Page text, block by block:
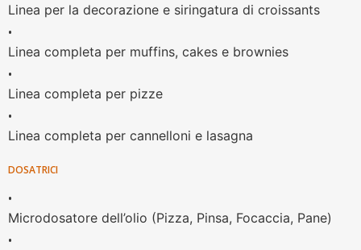
Linea per la decorazione e siringatura di croissants
•
Linea completa per muffins, cakes e brownies
•
Linea completa per pizze
•
Linea completa per cannelloni e lasagna
DOSATRICI
•
Microdosatore dell’olio (Pizza, Pinsa, Focaccia, Pane)
•